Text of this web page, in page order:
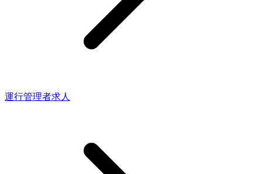
運行管理者求人